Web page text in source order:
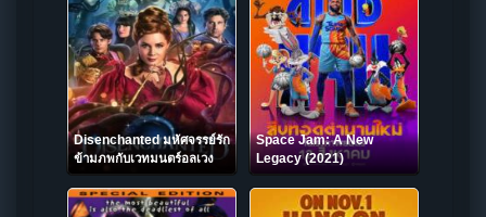
Disenchanted มหัศจรรย์รัก
ข้ามภพกับเวทมนตร์อลเวง
(2022)
Space Jam: A New
Legacy (2021)